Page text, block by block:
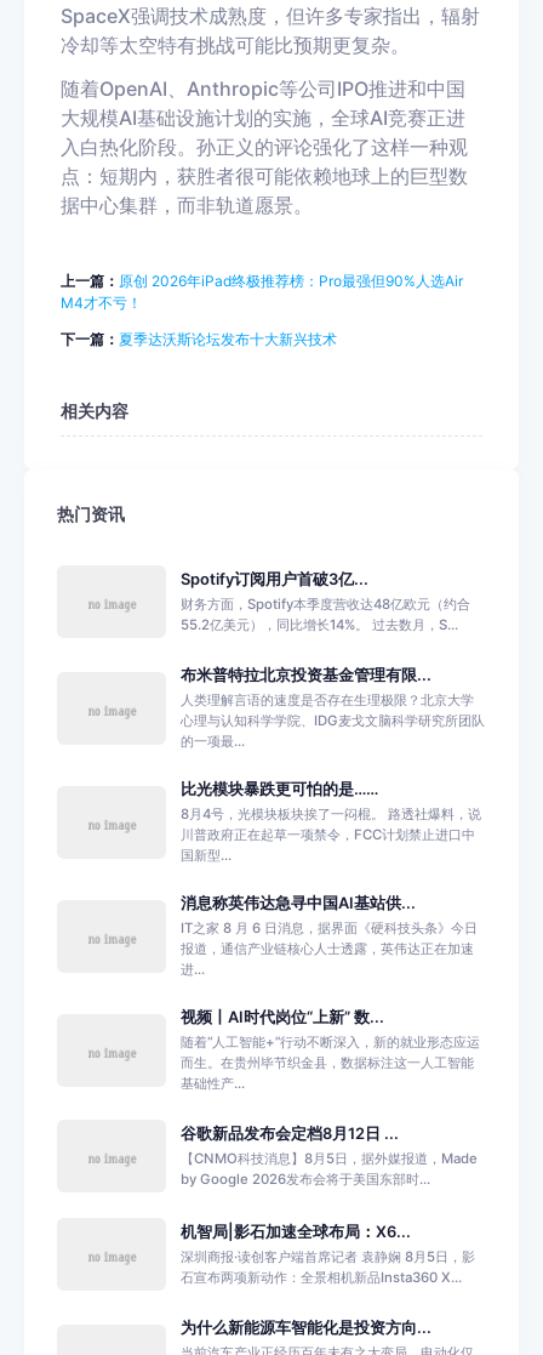
SpaceX强调技术成熟度，但许多专家指出，辐射
冷却等太空特有挑战可能比预期更复杂。
随着OpenAI、Anthropic等公司IPO推进和中国
大规模AI基础设施计划的实施，全球AI竞赛正进
入白热化阶段。孙正义的评论强化了这样一种观
点：短期内，获胜者很可能依赖地球上的巨型数
据中心集群，而非轨道愿景。
上一篇： 原创 2026年iPad终极推荐榜：Pro最强但90%人选Air
M4才不亏！
下一篇： 夏季达沃斯论坛发布十大新兴技术
相关内容
热门资讯
Spotify订阅用户首破3亿...
财务方面，Spotify本季度营收达48亿欧元（约合
55.2亿美元），同比增长14%。 过去数月，S...
布米普特拉北京投资基金管理有限...
人类理解言语的速度是否存在生理极限？北京大学
心理与认知科学学院、IDG麦戈文脑科学研究所团队
的一项最...
比光模块暴跌更可怕的是……
8月4号，光模块板块挨了一闷棍。 路透社爆料，说
川普政府正在起草一项禁令，FCC计划禁止进口中
国新型...
消息称英伟达急寻中国AI基站供...
IT之家 8 月 6 日消息，据界面《硬科技头条》今日
报道，通信产业链核心人士透露，英伟达正在加速
进...
视频丨AI时代岗位“上新” 数...
随着“人工智能+”行动不断深入，新的就业形态应运
而生。在贵州毕节织金县，数据标注这一人工智能
基础性产...
谷歌新品发布会定档8月12日 ...
【CNMO科技消息】8月5日，据外媒报道，Made
by Google 2026发布会将于美国东部时...
机智局|影石加速全球布局：X6...
深圳商报·读创客户端首席记者 袁静娴 8月5日，影
石宣布两项新动作：全景相机新品Insta360 X...
为什么新能源车智能化是投资方向...